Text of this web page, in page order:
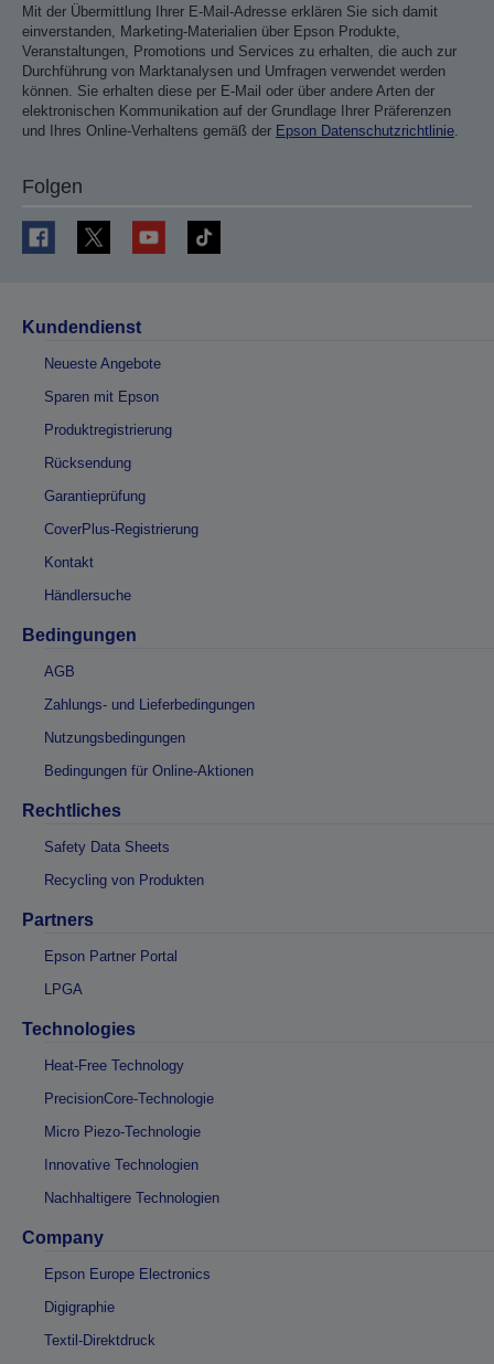
Mit der Übermittlung Ihrer E-Mail-Adresse erklären Sie sich damit
einverstanden, Marketing-Materialien über Epson Produkte,
Veranstaltungen, Promotions und Services zu erhalten, die auch zur
Durchführung von Marktanalysen und Umfragen verwendet werden
können. Sie erhalten diese per E-Mail oder über andere Arten der
elektronischen Kommunikation auf der Grundlage Ihrer Präferenzen
und Ihres Online-Verhaltens gemäß der Epson Datenschutzrichtlinie.
Folgen
Kundendienst
Neueste Angebote
Sparen mit Epson
Produktregistrierung
Rücksendung
Garantieprüfung
CoverPlus-Registrierung
Kontakt
Händlersuche
Bedingungen
AGB
Zahlungs- und Lieferbedingungen
Nutzungsbedingungen
Bedingungen für Online-Aktionen
Rechtliches
Safety Data Sheets
Recycling von Produkten
Partners
Epson Partner Portal
LPGA
Technologies
Heat-Free Technology
PrecisionCore-Technologie
Micro Piezo-Technologie
Innovative Technologien
Nachhaltigere Technologien
Company
Epson Europe Electronics
Digigraphie
Textil-Direktdruck